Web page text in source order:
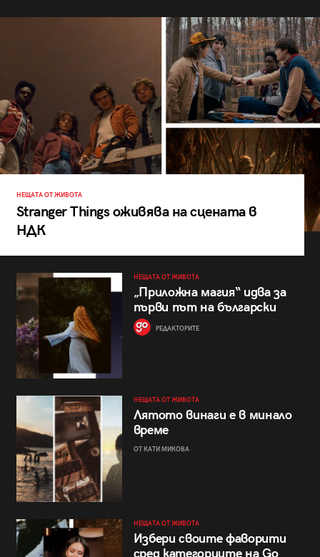
НЕЩАТА ОТ ЖИВОТА
Stranger Things оживява на сцената в
НДК
НЕЩАТА ОТ ЖИВОТА
„Приложна магия“ идва за
първи път на български
РЕДАКТОРИТЕ
НЕЩАТА ОТ ЖИВОТА
Лятото винаги е в минало
време
ОТ КАТИ МИКОВА
НЕЩАТА ОТ ЖИВОТА
Избери своите фаворити
сред категориите на Go